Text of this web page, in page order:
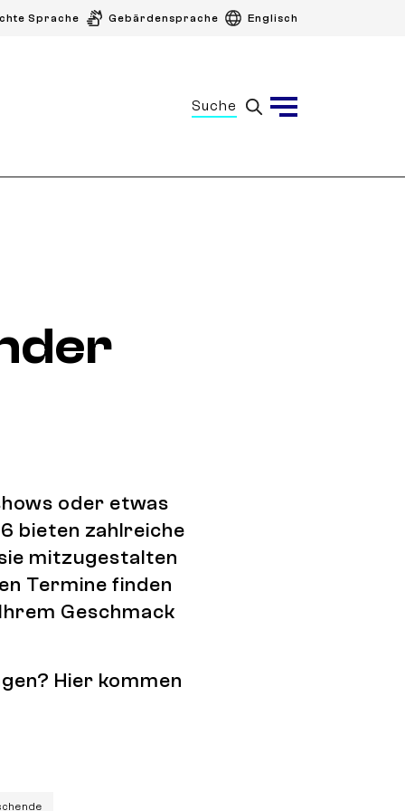
Sprache Gebärdensprache Englisch
Suche
oder etwas
bieten zahlreiche
mitzugestalten
Termine finden
Geschmack
Hier kommen